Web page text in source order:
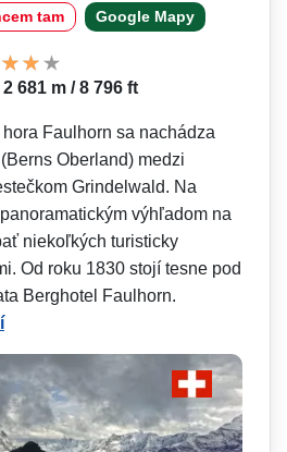
tam Google Mapy
681 m / 8 796 ft
Faulhorn sa nachádza
Oberland) medzi
Grindelwald. Na
výhľadom na
niekoľkých turisticky
Od roku 1830 stojí tesne pod
Berghotel Faulhorn.